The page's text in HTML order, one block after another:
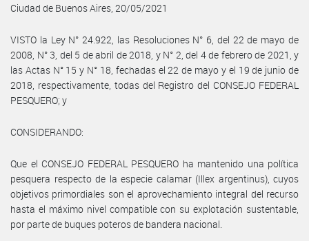
Ciudad de Buenos Aires, 20/05/2021
VISTO la Ley N° 24.922, las Resoluciones N° 6, del 22 de mayo de
2008, N° 3, del 5 de abril de 2018, y N° 2, del 4 de febrero de 2021, y
las Actas N° 15 y N° 18, fechadas el 22 de mayo y el 19 de junio de
2018, respectivamente, todas del Registro del CONSEJO FEDERAL
PESQUERO; y
CONSIDERANDO:
Que el CONSEJO FEDERAL PESQUERO ha mantenido una política
pesquera respecto de la especie calamar (Illex argentinus), cuyos
objetivos primordiales son el aprovechamiento integral del recurso
hasta el máximo nivel compatible con su explotación sustentable,
por parte de buques poteros de bandera nacional.